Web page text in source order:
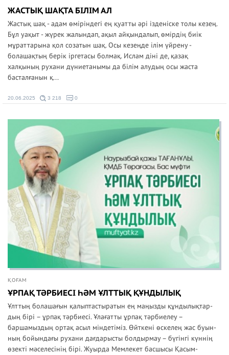
ЖАСТЫҚ ШАҚТА БІЛІМ АЛ
Жастық шақ - адам өміріндегі ең қуатты әрі ізденіске толы кезең.
Бұл уақыт - жүрек жалындап, ақыл айқындалып, өмірдің биік
мұраттарына қол созатын шақ. Осы кезеңде ілім үйрену -
болашақтың берік іргетасы болмақ. Ислам діні де, қазақ
халқының рухани дүниетанымы да білім алудың осы жаста
басталғанын қ...
20.06.2025 3 218 0
ҚОҒАМ
ҰРПАҚ ТӘРБИЕСІ ҺӘМ ҰЛТТЫҚ ҚҰНДЫЛЫҚ
Ұлттың болашағын қа­лыптастыратын ең маңыз­ды құнды­лық­тар­
дың бірі – ұрпақ тәрбиесі. Ұлағатты ұрпақ тәрбие­леу –
баршамыздың ор­тақ асыл міндетіміз. Өйт­кені өскелең жас буын­
ның бойындағы рухани дағдарысты болдыр­мау – бүгінгі күннің
өзек­ті мәселесінің бірі. Жуыр­да Мемлекет басшысы Қасым-